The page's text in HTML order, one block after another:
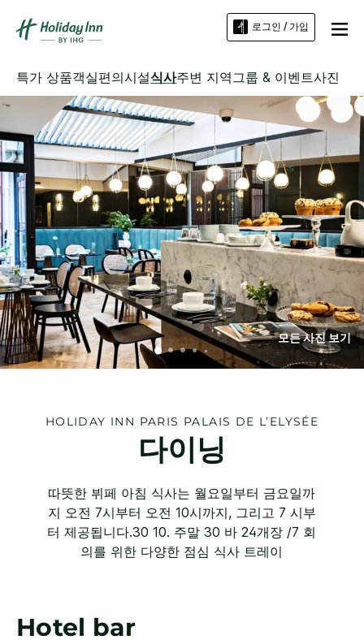
로그인 / 가입
특가 상품객실편의시설식사주변 지역그룹 & 이벤트사진
모든 사진 보기
HOLIDAY INN PARIS PALAIS DE L’ELYSÉE
다이닝
따뜻한 뷔페 아침 식사는 월요일부터 금요일까
지 오전 7시부터 오전 10시까지, 그리고 7 시부
터 제공됩니다.30 10. 주말 30 바 24개장 /7 회
의를 위한 다양한 점심 식사 트레이
Hotel bar